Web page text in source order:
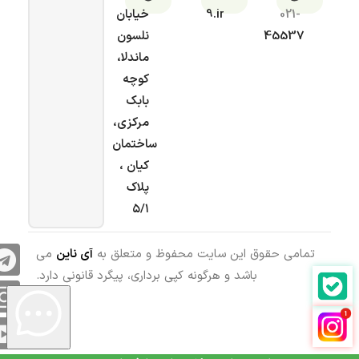
021-
45537
9.ir
خیابان
نلسون
ماندلا،
کوچه
بابک
مرکزی،
ساختمان
کیان ،
پلاک
۵/۱
تمامی حقوق این سایت محفوظ و متعلق به آی ناین می
باشد و هرگونه کپی برداری، پیگرد قانونی دارد.